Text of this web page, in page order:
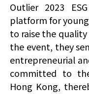
Outlier 2023
platform for
to raise the
the event, they
entrepreneurial
committed to
Hong Kong,